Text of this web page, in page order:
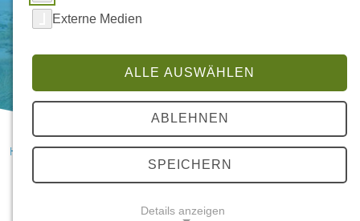
HANSA Klimasysteme im Saterland
Hansa Kundendienst – Service & Wartung für Klimageräte
Externe Medien
ALLE AUSWÄHLEN
ABLEHNEN
SPEICHERN
Details anzeigen